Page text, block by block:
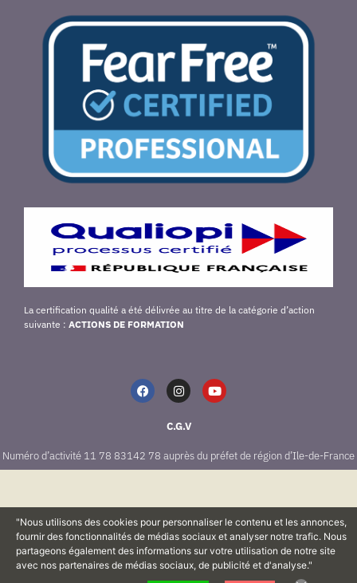
La certification qualité a été délivrée au titre de la catégorie d’action
suivante : ACTIONS DE FORMATION
C.G.V
Numéro d’activité 11 78 83142 78 auprès du préfet de région d’Ile-de-France
"Nous utilisons des cookies pour personnaliser le contenu et les annonces,
fournir des fonctionnalités de médias sociaux et analyser notre trafic. Nous
partageons également des informations sur votre utilisation de notre site
avec nos partenaires de médias sociaux, de publicité et d'analyse."